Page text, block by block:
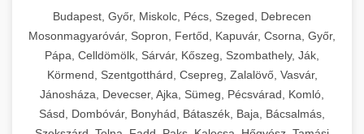
Budapest, Győr, Miskolc, Pécs, Szeged, Debrecen
Mosonmagyaróvár, Sopron, Fertőd, Kapuvár, Csorna, Győr,
Pápa, Celldömölk, Sárvár, Kőszeg, Szombathely, Ják,
Körmend, Szentgotthárd, Csepreg, Zalalövő, Vasvár,
Jánosháza, Devecser, Ajka, Sümeg, Pécsvárad, Komló,
Sásd, Dombóvár, Bonyhád, Bátaszék, Baja, Bácsalmás,